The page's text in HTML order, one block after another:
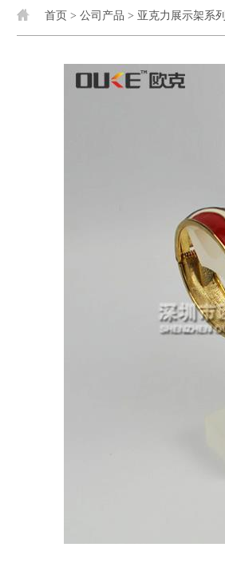
首页 > 公司产品 > 亚克力展示架系列